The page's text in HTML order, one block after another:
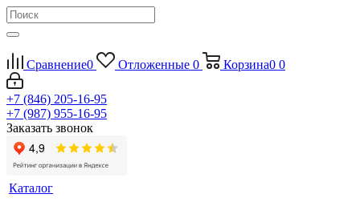
Сравнение0 Отложенные 0 Корзина0 0
+7 (846) 205-16-95
+7 (987) 955-16-95
Заказать звонок
Каталог